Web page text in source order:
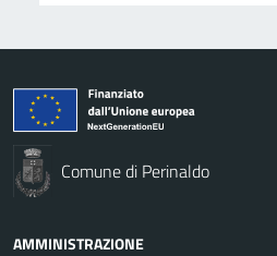
Comune di Perinaldo
AMMINISTRAZIONE